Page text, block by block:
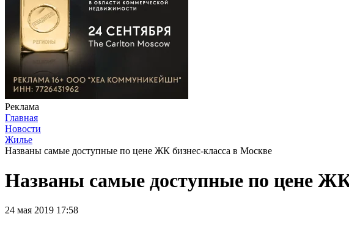
Реклама
Главная
Новости
Жилье
Названы самые доступные по цене ЖК бизнес-класса в Москве
Названы самые доступные по цене
24 мая 2019 17:58